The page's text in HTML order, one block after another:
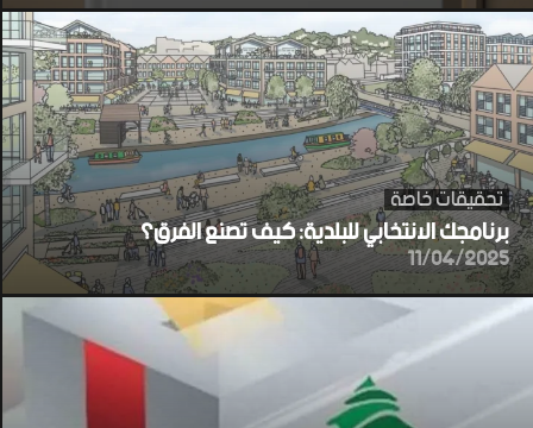
تحقيقات خاصة
برنامجك الانتخابي للبلدية: كيف تصنع الفرق؟
11/04/2025